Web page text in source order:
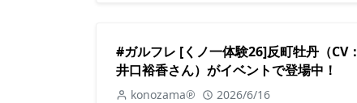
#ガルフレ [くノ一体験26]反町牡丹（CV：
井口裕香さん）がイベントで登場中！
konozama℗ 2026/6/16